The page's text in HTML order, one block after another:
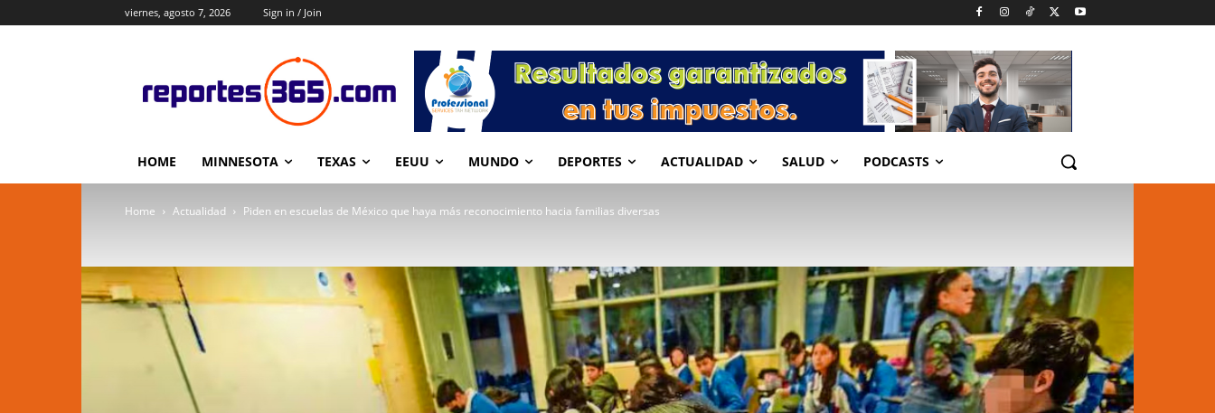
viernes, agosto 7, 2026 Sign in / Join
HOME MINNESOTA TEXAS EEUU MUNDO DEPORTES ACTUALIDAD SALUD PODCASTS
Home Actualidad Piden en escuelas de México que haya más reconocimiento hacia familias diversas